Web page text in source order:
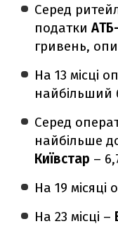
Серед
податки
гривень,
На 13 місці
найбільший
Серед
найбільше
Київстар –
На 19 місяці
На 23 місці –